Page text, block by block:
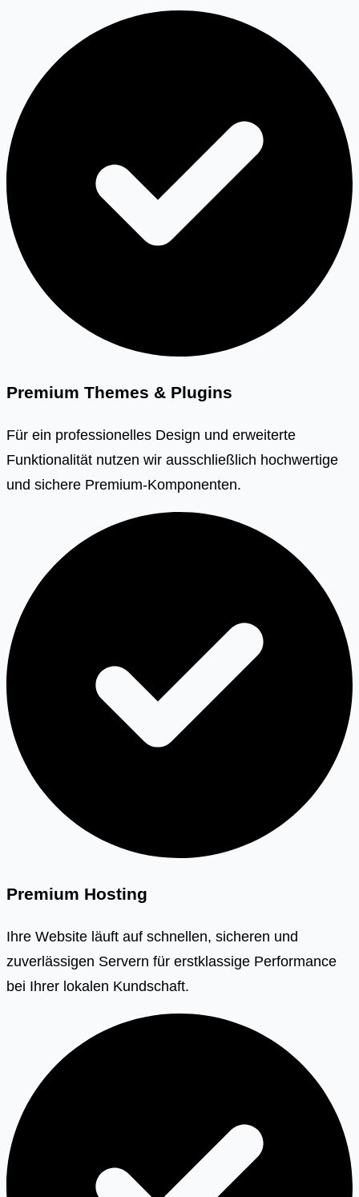
Premium Themes & Plugins
Für ein professionelles Design und erweiterte
Funktionalität nutzen wir ausschließlich hochwertige
und sichere Premium-Komponenten.
Premium Hosting
Ihre Website läuft auf schnellen, sicheren und
zuverlässigen Servern für erstklassige Performance
bei Ihrer lokalen Kundschaft.